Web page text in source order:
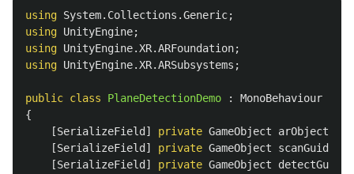
using System.Collections.Generic;
using UnityEngine;
using UnityEngine.XR.ARFoundation;
using UnityEngine.XR.ARSubsystems ;
public class PlaneDetectionDemo :
MonoBehaviour
{
[SerializeField ] private GameObject arObject
[SerializeField ] private GameObject scanGuide
[SerializeField ] private GameObject detectGuide